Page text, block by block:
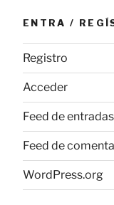
ENTRA /
Registro
Acceder
Feed de entradas
Feed de
WordPress.org